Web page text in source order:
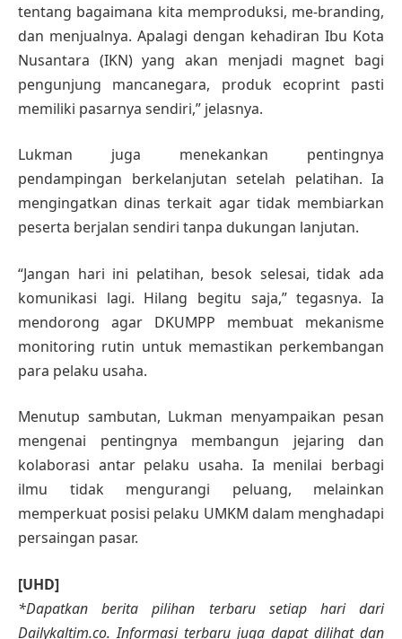
tentang bagaimana kita memproduksi, me-branding,
dan menjualnya. Apalagi dengan kehadiran Ibu Kota
Nusantara (IKN) yang akan menjadi magnet bagi
pengunjung mancanegara, produk ecoprint pasti
memiliki pasarnya sendiri,” jelasnya.
Lukman juga menekankan pentingnya
pendampingan berkelanjutan setelah pelatihan. Ia
mengingatkan dinas terkait agar tidak membiarkan
peserta berjalan sendiri tanpa dukungan lanjutan.
“Jangan hari ini pelatihan, besok selesai, tidak ada
komunikasi lagi. Hilang begitu saja,” tegasnya. Ia
mendorong agar DKUMPP membuat mekanisme
monitoring rutin untuk memastikan perkembangan
para pelaku usaha.
Menutup sambutan, Lukman menyampaikan pesan
mengenai pentingnya membangun jejaring dan
kolaborasi antar pelaku usaha. Ia menilai berbagi
ilmu tidak mengurangi peluang, melainkan
memperkuat posisi pelaku UMKM dalam menghadapi
persaingan pasar.
[UHD]
*Dapatkan berita pilihan terbaru setiap hari dari
Dailykaltim.co. Informasi terbaru juga dapat dilihat dan